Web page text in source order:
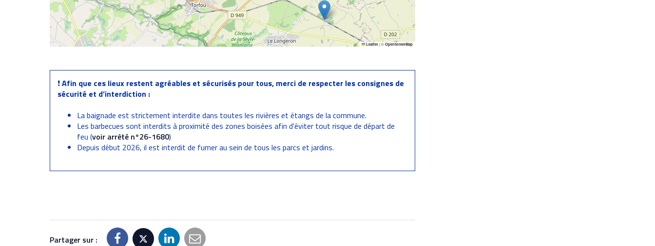
Leaflet |© OpenStreetMap
❗Afin que ces lieux restent agréables et sécurisés pour tous, merci de respecter les consignes de
sécurité et d’interdiction :
La baignade est strictement interdite dans toutes les rivières et étangs de la commune.
Les barbecues sont interdits à proximité des zones boisées afin d'éviter tout risque de départ de
feu (voir arrêté n°26-1680)
Depuis début 2026, il est interdit de fumer au sein de tous les parcs et jardins.
Partager sur :